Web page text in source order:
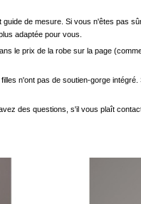
de mesure. Si vous n'êtes pas
adaptée pour vous.
le prix de la robe sur la page
n'ont pas de soutien-gorge
des questions, s'il vous plaît